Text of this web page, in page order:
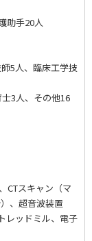
助手20人
5人、臨床工学技
3人、その他16
CTスキャン（マ
、超音波装置
レッドミル、電子